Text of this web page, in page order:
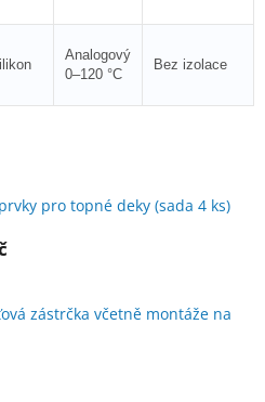
Analogový
0–120 °C
Bez izolace
pro topné deky (sada 4 ks)
zástrčka včetně montáže na